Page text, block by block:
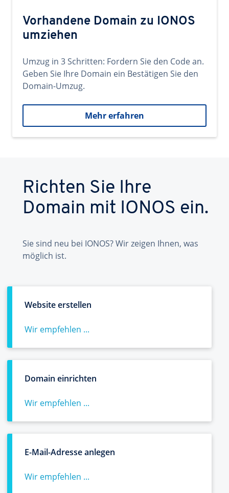
Vorhandene Domain zu IONOS
umziehen
Umzug in 3 Schritten: Fordern Sie den Code an.
Geben Sie Ihre Domain ein Bestätigen Sie den
Domain-Umzug.
Mehr erfahren
Richten Sie Ihre
Domain mit IONOS ein.
Sie sind neu bei IONOS? Wir zeigen Ihnen, was
möglich ist.
Website erstellen
Wir empfehlen ...
Domain einrichten
Wir empfehlen ...
E-Mail-Adresse anlegen
Wir empfehlen ...